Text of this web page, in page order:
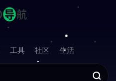
工具 社区 生活